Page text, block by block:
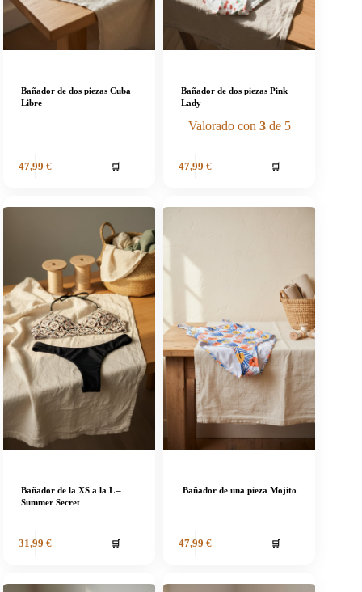
Bañador de dos piezas Cuba
Libre
47,99 € 🛒
Bañador de dos piezas Pink
Lady
Valorado con 3de 5
47,99 € 🛒
Bañador de la XS a la L –
Summer Secret
31,99 € 🛒
Bañador de una pieza Mojito
47,99 € 🛒